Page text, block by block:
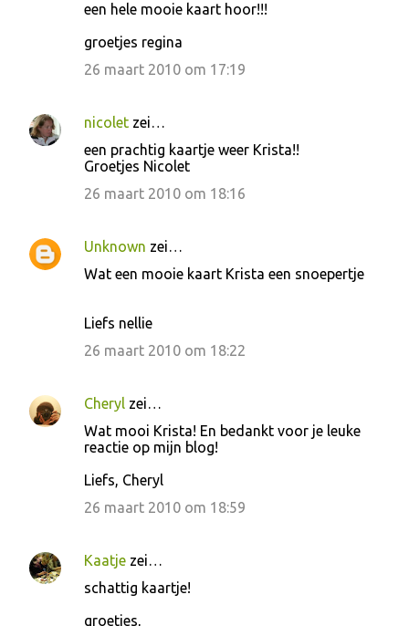
een hele mooie kaart hoor!!!
groetjes regina
26 maart 2010 om 17:19
nicolet zei…
een prachtig kaartje weer Krista!!
Groetjes Nicolet
26 maart 2010 om 18:16
Unknown zei…
Wat een mooie kaart Krista een snoepertje
Liefs nellie
26 maart 2010 om 18:22
Cheryl zei…
Wat mooi Krista! En bedankt voor je leuke
reactie op mijn blog!
Liefs, Cheryl
26 maart 2010 om 18:59
Kaatje zei…
schattig kaartje!
groetjes,